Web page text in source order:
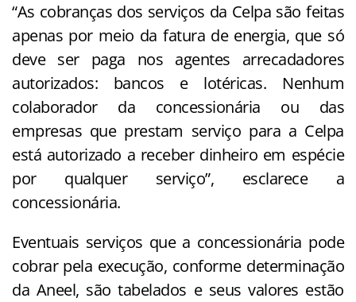
“As cobranças dos serviços da Celpa são feitas
apenas por meio da fatura de energia, que só
deve ser paga nos agentes arrecadadores
autorizados: bancos e lotéricas. Nenhum
colaborador da concessionária ou das
empresas que prestam serviço para a Celpa
está autorizado a receber dinheiro em espécie
por qualquer serviço”, esclarece a
concessionária.
Eventuais serviços que a concessionária pode
cobrar pela execução, conforme determinação
da Aneel, são tabelados e seus valores estão